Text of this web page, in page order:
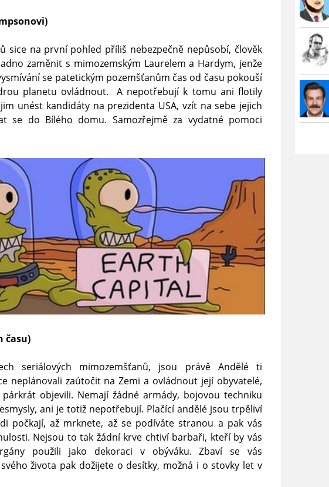
sice na první pohled příliš nebezpečně nepůsobí, člověk
zaměnit s mimozemským Laurelem a Hardym, jenže
se patetickým pozemšťanům čas od času pokouší
planetu ovládnout. A nepotřebují k tomu ani flotily
unést kandidáty na prezidenta USA, vzít na sebe jejich
se do Bílého domu. Samozřejmě za vydatné pomoci
času)
seriálových mimozemšťanů, jsou právě Andělé ti
neplánovali zaútočit na Zemi a ovládnout její obyvatelé,
objevili. Nemají žádné armády, bojovou techniku
ani je totiž nepotřebují. Plačící andělé jsou trpěliví
počkají, až mrknete, až se podíváte stranou a pak vás
Nejsou to tak žádní krve chtiví barbaři, kteří by vás
použili jako dekoraci v obýváku. Zbaví se vás
svého života pak dožijete o desítky, možná i o stovky let v